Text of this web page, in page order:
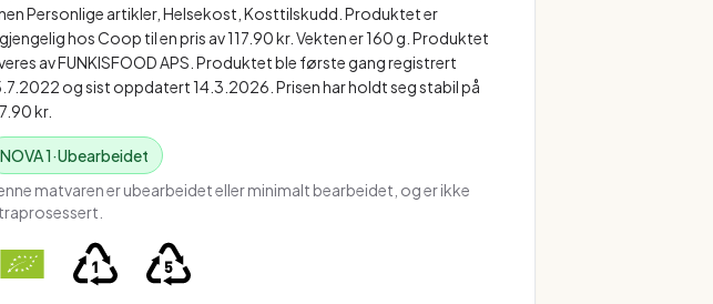
Personlige artikler, Helsekost, Kosttilskudd. Produktet er
hos Coop til en pris av 117.90 kr. Vekten er 160 g. Produktet
av FUNKISFOOD APS. Produktet ble første gang registrert
og sist oppdatert 14.3.2026. Prisen har holdt seg stabil på
kr.
NOVA1·Ubearbeidet
matvaren er ubearbeidet eller minimalt bearbeidet, og er ikke